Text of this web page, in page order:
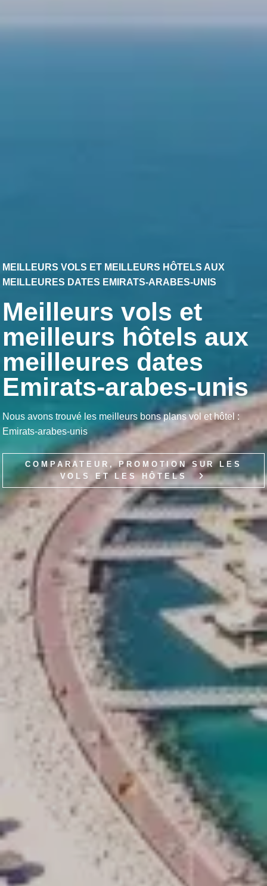
MEILLEURS VOLS ET MEILLEURS HÔTELS AUX
MEILLEURES DATES EMIRATS-ARABES-UNIS
Meilleurs vols et
meilleurs hôtels aux
meilleures dates
Emirats-arabes-unis
Nous avons trouvé les meilleurs bons plans vol et hôtel :
Emirats-arabes-unis
COMPARATEUR, PROMOTION SUR LES
VOLS ET LES HÔTELS